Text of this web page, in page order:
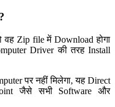
Zip file में Download होगा
Driver की तरह Install
पर नहीं मिलेगा, यह Direct
जैसे सभी Software और